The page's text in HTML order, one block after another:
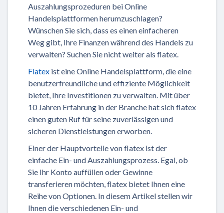
Auszahlungsprozeduren bei Online
Handelsplattformen herumzuschlagen?
Wünschen Sie sich, dass es einen einfacheren
Weg gibt, Ihre Finanzen während des Handels zu
verwalten? Suchen Sie nicht weiter als flatex.
Flatex ist eine Online Handelsplattform, die eine
benutzerfreundliche und effiziente Möglichkeit
bietet, Ihre Investitionen zu verwalten. Mit über
10 Jahren Erfahrung in der Branche hat sich flatex
einen guten Ruf für seine zuverlässigen und
sicheren Dienstleistungen erworben.
Einer der Hauptvorteile von flatex ist der
einfache Ein- und Auszahlungsprozess. Egal, ob
Sie Ihr Konto auffüllen oder Gewinne
transferieren möchten, flatex bietet Ihnen eine
Reihe von Optionen. In diesem Artikel stellen wir
Ihnen die verschiedenen Ein- und